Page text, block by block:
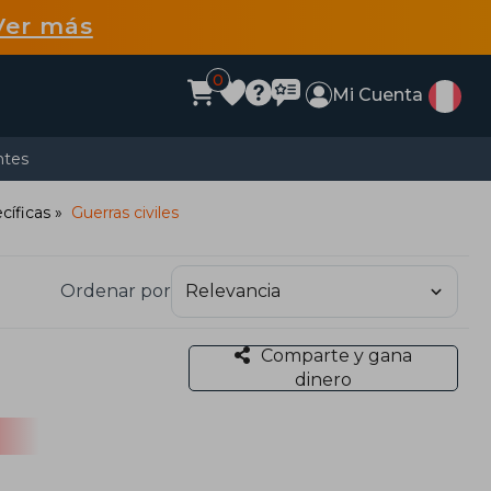
más
0
Mi Cuenta
Guerras civiles
Ordenar por
Comparte y gana
dinero